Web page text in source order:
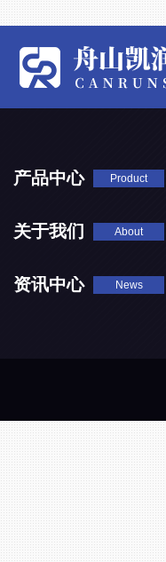
产品中心 Product
关于我们 About
资讯中心 News